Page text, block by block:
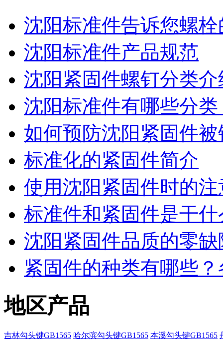
沈阳标准件​告诉您螺
沈阳标准件产品规范
沈阳紧固件螺钉分类介
沈阳标准件有哪些分类
如何预防沈阳紧固件
标准化的紧固件简介
使用沈阳紧固件时的
标准件和紧固件是干
沈阳紧固件品质的零
紧固件的种类有哪些
地区产品
吉林勾头键GB1565 哈尔滨勾头键GB1565 本溪勾头键GB1565